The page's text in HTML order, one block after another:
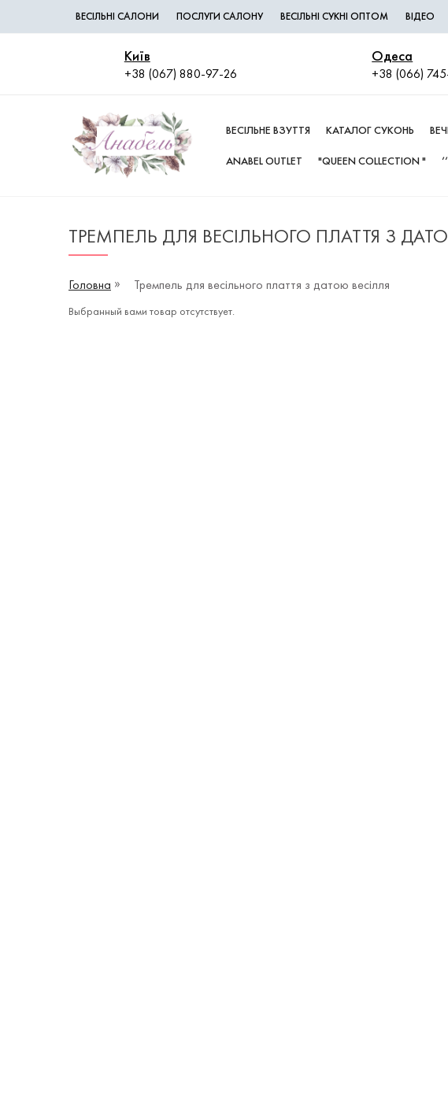
ВЕСІЛЬНІ САЛОНИ ПОСЛУГИ САЛОНУ ВЕСІЛЬНІ СУКНІ ОПТОМ ВІДЕО
Київ
+38 (067) 880-97-26
Одеса
+38 (066)
ВЕСІЛЬНЕ ВЗУТТЯ КАТАЛОГ СУКОНЬ
ANABEL OUTLET "QUEEN COLLECTION "
ТРЕМПЕЛЬ ДЛЯ ВЕСІЛЬНОГО ПЛАТТЯ З
Головна Тремпель для весільного плаття з датою весілля
Выбранный вами товар отсутствует.